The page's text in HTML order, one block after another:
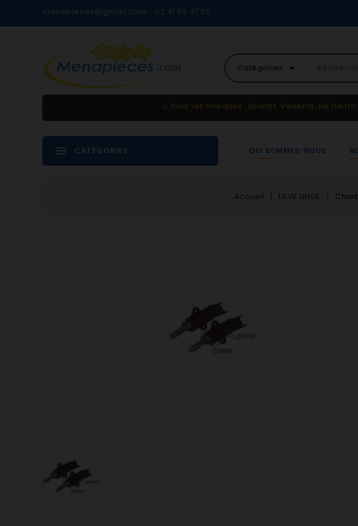
menapieces@gmail.com 02 41 65 37 52
Catégories arrow_drop_down
⚠️ Pour les marques : Brandt, Vedette, De
CATÉGORIES QUI SOMMES-NOUS
Accueil LAVE LINGE